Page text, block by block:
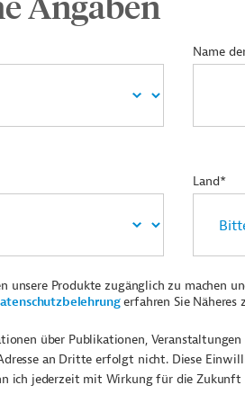
Name
Land*
unsere Produkte zugänglich zu machen
erfahren Sie Näheres
über Publikationen,
an Dritte erfolgt nicht. Diese
ich jederzeit mit Wirkung für die Zukunft